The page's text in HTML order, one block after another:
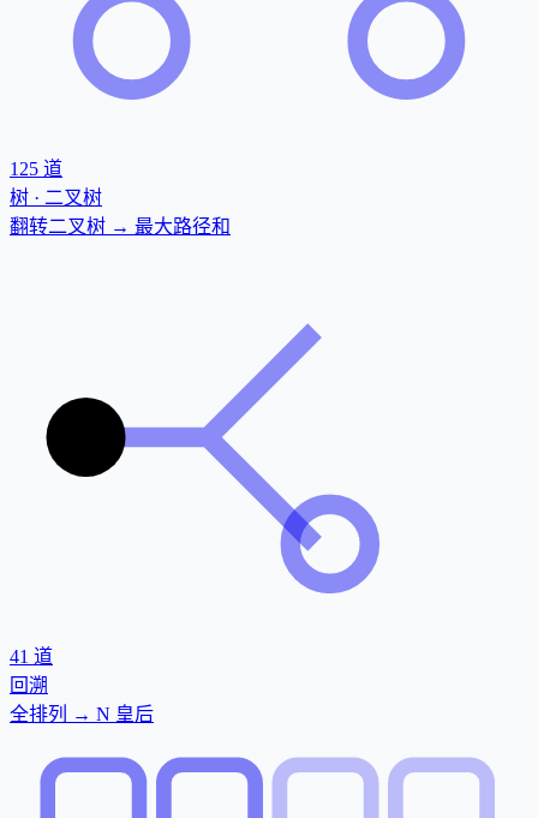
125 道
树 · 二叉树
翻转二叉树 → 最大路径和
41 道
回溯
全排列 → N 皇后